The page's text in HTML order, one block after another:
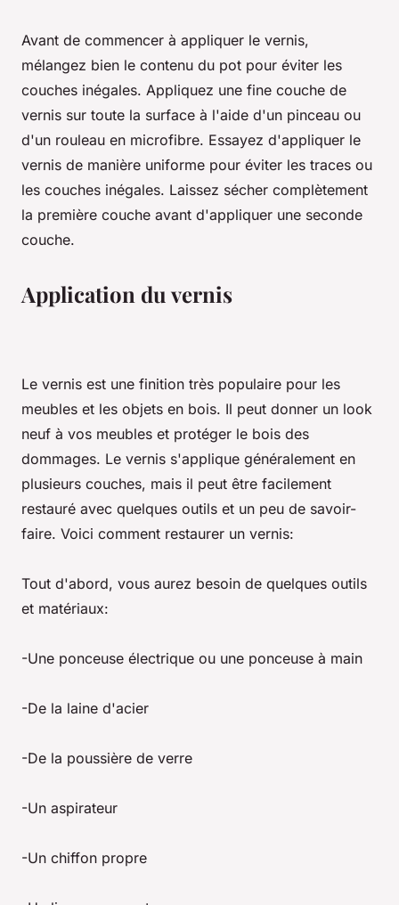
Avant de commencer à appliquer le vernis,
mélangez bien le contenu du pot pour éviter les
couches inégales. Appliquez une fine couche de
vernis sur toute la surface à l'aide d'un pinceau ou
d'un rouleau en microfibre. Essayez d'appliquer le
vernis de manière uniforme pour éviter les traces ou
les couches inégales. Laissez sécher complètement
la première couche avant d'appliquer une seconde
couche.
Application du vernis
Le vernis est une finition très populaire pour les
meubles et les objets en bois. Il peut donner un look
neuf à vos meubles et protéger le bois des
dommages. Le vernis s'applique généralement en
plusieurs couches, mais il peut être facilement
restauré avec quelques outils et un peu de savoir-
faire. Voici comment restaurer un vernis:
Tout d'abord, vous aurez besoin de quelques outils
et matériaux:
-Une ponceuse électrique ou une ponceuse à main
-De la laine d'acier
-De la poussière de verre
-Un aspirateur
-Un chiffon propre